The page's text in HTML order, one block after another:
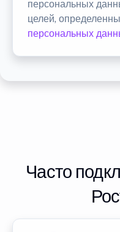
персональных
целей,
персональных
Часто